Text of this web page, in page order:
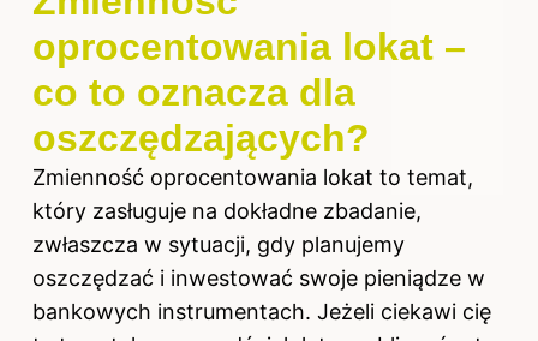
oprocentowania lokat –
co to oznacza dla
oszczędzających?
Zmienność oprocentowania lokat to temat,
który zasługuje na dokładne zbadanie,
zwłaszcza w sytuacji, gdy planujemy
oszczędzać i inwestować swoje pieniądze w
bankowych instrumentach. Jeżeli ciekawi cię